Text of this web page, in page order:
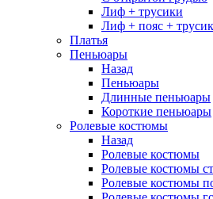
Лиф + трусики
Лиф + пояс +
Платья
Пеньюары
Назад
Пеньюары
Длинные пеньюары
Короткие пеньюары
Ролевые костюмы
Назад
Ролевые костюмы
Ролевые костюмы
Ролевые костюмы